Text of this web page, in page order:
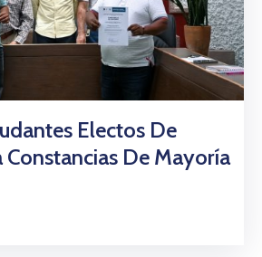
Electos De
Constancias De Mayoría